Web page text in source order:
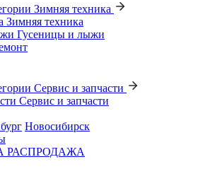
Зимняя техника
Зимняя техника
Гусеницы и лыжи
Сервис и запчасти
Сервис и запчасти
Новосибирск
РАСПРОДАЖА